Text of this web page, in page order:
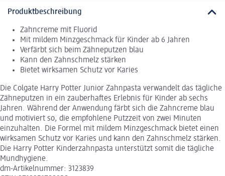
Produktbeschreibung
Zahncreme mit Fluorid
Mit mildem Minzgeschmack für Kinder ab 6 Jahren
Verfärbt sich beim Zähneputzen blau
Kann den Zahnschmelz stärken
Bietet wirksamen Schutz vor Karies
Die Colgate Harry Potter Junior Zahnpasta verwandelt das tägliche
Zähneputzen in ein zauberhaftes Erlebnis für Kinder ab sechs
Jahren. Während der Anwendung färbt sich die Zahncreme blau
und motiviert so, die empfohlene Putzzeit von zwei Minuten
einzuhalten. Die Formel mit mildem Minzgeschmack bietet einen
wirksamen Schutz vor Karies und kann den Zahnschmelz stärken.
Die Harry Potter Kinderzahnpasta unterstützt somit die tägliche
Mundhygiene.
dm-Artikelnummer: 3123839